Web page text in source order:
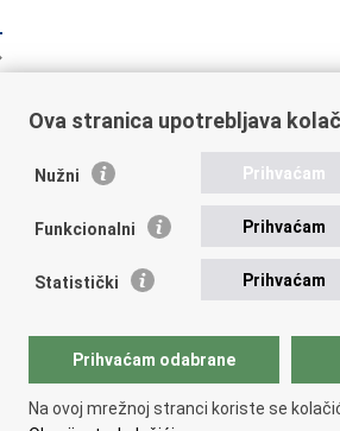
Važne poveznice
EMN Nacionalna kontaktna točka za
Policijska akademija
Zaklada policijske solidarnosti
Sindikati
Udruge
Dom zdravlja MUP-a
Ova stranica upotrebljava
Nužni Prihvaćam
Funkcionalni Prihvaćam
Statistički Prihvaćam
Prihvaćam odabrane
Na ovoj mrežnoj stranci koriste se